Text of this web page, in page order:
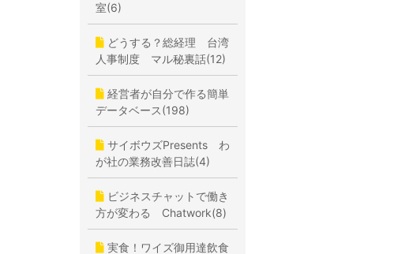
室(6)
どうする？総経理 台湾
人事制度 マル秘裏話(12)
経営者が自分で作る簡単
データベース(198)
サイボウズPresents わ
が社の業務改善日誌(4)
ビジネスチャットで働き
方が変わる Chatwork(8)
実食！ワイズ御用達飲食